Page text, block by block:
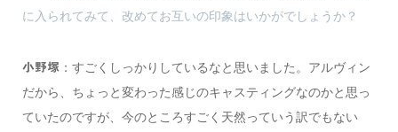
に入られてみて、改めてお互いの印象はいかがでしょうか？
小野塚：すごくしっかりしているなと思いました。アルヴィン
だから、ちょっと変わった感じのキャスティングなのかと思っ
ていたのですが、今のところすごく天然っていう訳でもない